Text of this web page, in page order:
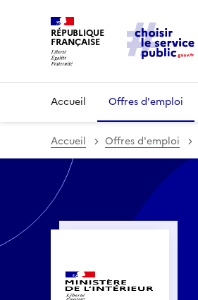
RÉPUBLIQUE
FRANÇAISE
Accueil Offres d'emploi
Accueil Offres d'emploi